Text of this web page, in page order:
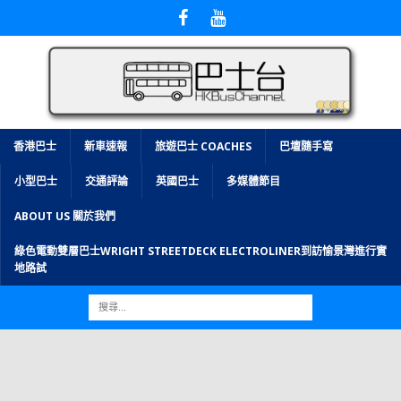
香港巴士 新車速報 旅遊巴士 COACHES 巴壇隨手寫
小型巴士 交通評論 英國巴士 多媒體節目
ABOUT US 關於我們
綠色電動雙層巴士WRIGHT STREETDECK ELECTROLINER到訪愉景灣進行實
地路試